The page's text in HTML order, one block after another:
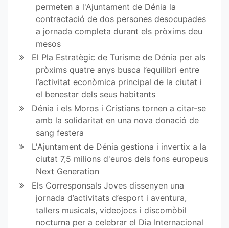
permeten a l'Ajuntament de Dénia la
contractació de dos persones desocupades
a jornada completa durant els pròxims deu
mesos
El Pla Estratègic de Turisme de Dénia per als
pròxims quatre anys busca l’equilibri entre
l’activitat econòmica principal de la ciutat i
el benestar dels seus habitants
Dénia i els Moros i Cristians tornen a citar-se
amb la solidaritat en una nova donació de
sang festera
L'Ajuntament de Dénia gestiona i invertix a la
ciutat 7,5 milions d'euros dels fons europeus
Next Generation
Els Corresponsals Joves dissenyen una
jornada d’activitats d’esport i aventura,
tallers musicals, videojocs i discomòbil
nocturna per a celebrar el Dia Internacional